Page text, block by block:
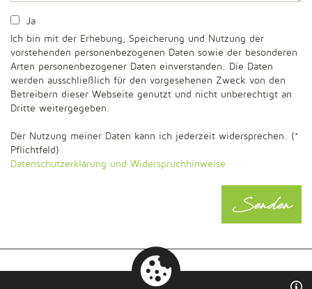
Ja
Ich bin mit der Erhebung, Speicherung und Nutzung der
vorstehenden personenbezogenen Daten sowie der besonderen
Arten personenbezogener Daten einverstanden. Die Daten
werden ausschließlich für den vorgesehenen Zweck von den
Betreibern dieser Webseite genutzt und nicht unberechtigt an
Dritte weitergegeben.
Der Nutzung meiner Daten kann ich jederzeit widersprechen. (*
Pflichtfeld)
Datenschutzerklärung und Widerspruchhinweise
Senden